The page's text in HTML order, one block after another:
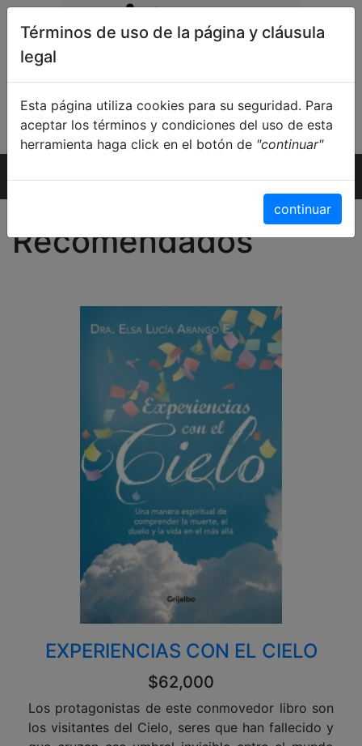
Inicio
Recomendados
EXPERIENCIAS CON EL CIELO
$62,000
Los protagonistas de este conmovedor libro son
los visitantes del Cielo, seres que han fallecido y
Términos de uso de la página y cláusula
legal
Esta página utiliza cookies para su seguridad. Para
aceptar los términos y condiciones del uso de esta
herramienta haga click en el botón de "continuar"
continuar